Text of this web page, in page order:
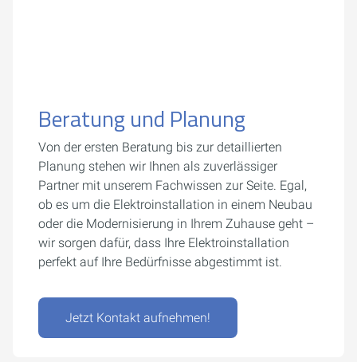
Beratung und Planung
Von der ersten Beratung bis zur detaillierten
Planung stehen wir Ihnen als zuverlässiger
Partner mit unserem Fachwissen zur Seite. Egal,
ob es um die Elektroinstallation in einem Neubau
oder die Modernisierung in Ihrem Zuhause geht –
wir sorgen dafür, dass Ihre Elektroinstallation
perfekt auf Ihre Bedürfnisse abgestimmt ist.
Jetzt Kontakt aufnehmen!